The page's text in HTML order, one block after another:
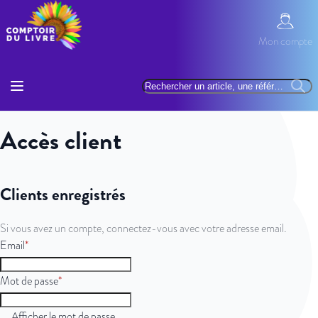
Allez au contenu
Rechercher
Mon
Mon compte
Accès client
Clients enregistrés
Si vous avez un compte, connectez-vous avec votre adresse email.
Email
Mot de passe